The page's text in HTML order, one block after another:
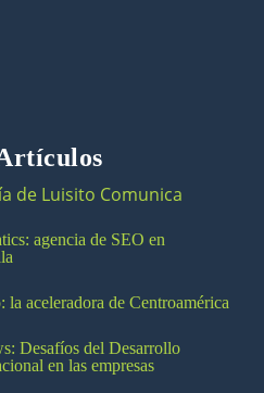
de Luisito Comunica
agencia de SEO en
la aceleradora de Centroamérica
Desafíos del Desarrollo
en las empresas